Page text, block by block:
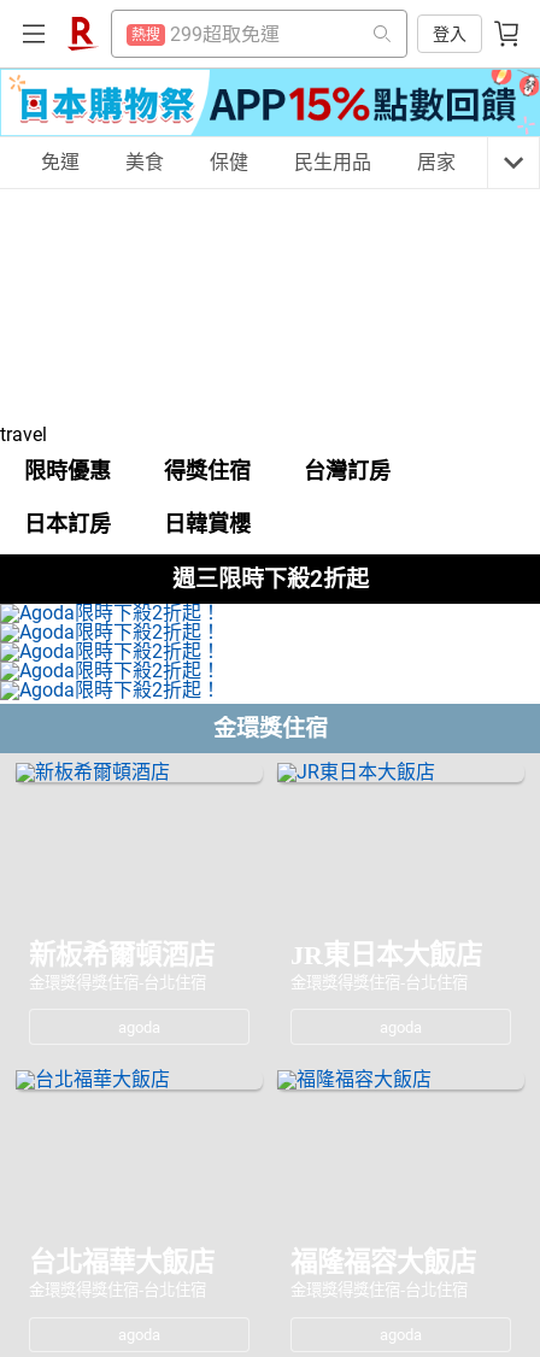
熱搜 299超取免運
熱搜 賺點樂翻天
熱搜 平板電腦
吹風機
登入
熱搜 賺點樂翻天
熱搜 平板電腦
熱搜 吹風機
熱搜 電子閱讀器
購物網分類
女裝 男裝 化妝保養
電子/紙本書
HOT
免運 美食 保健 民生用品 居家 3C
travel
限時優惠 得獎住宿 台灣訂房
日本訂房 日韓賞櫻
週三限時下殺2折起
金環獎住宿
新板希爾頓酒店
金環獎得獎住宿-台北住宿
agoda
JR東日本大飯店
金環獎得獎住宿-台北住宿
agoda
台北福華大飯店
金環獎得獎住宿-台北住宿
agoda
福隆福容大飯店
金環獎得獎住宿-台北住宿
agoda